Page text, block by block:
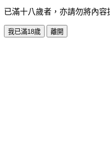
已滿十八歲者，亦請勿將內容
我已滿18歲 離開